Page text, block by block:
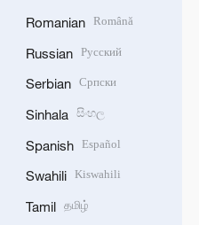
Romanian Română
Russian Русский
Serbian Српски
Sinhala සිංහල
Spanish Español
Swahili Kiswahili
Tamil தமிழ்